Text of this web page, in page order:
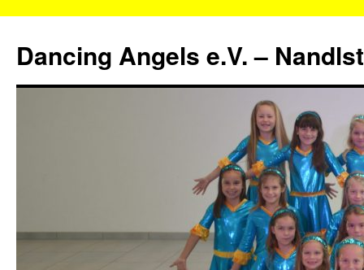
springen
Dancing Angels e.V. –